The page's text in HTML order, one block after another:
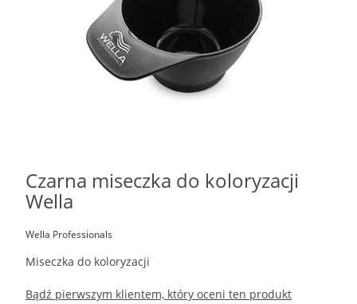
Czarna miseczka do koloryzacji
Wella
Wella Professionals
Miseczka do koloryzacji
Bądź pierwszym klientem, który oceni ten produkt
Przejdź
początek